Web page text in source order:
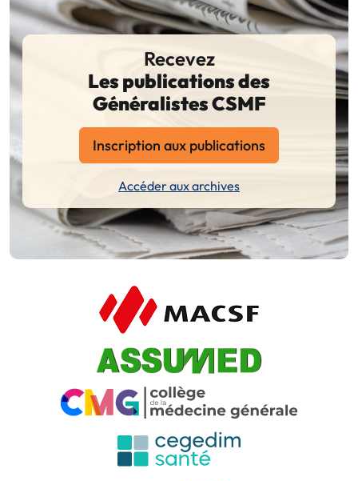
Recevez
Les publications des
Généralistes CSMF
Inscription aux publications
Accéder aux archives